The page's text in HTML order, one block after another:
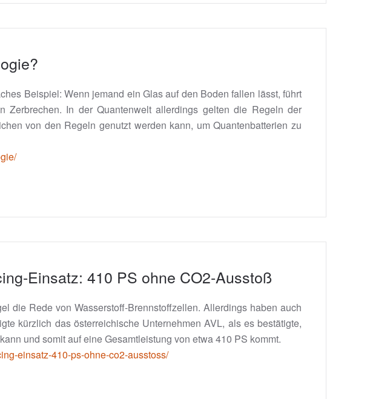
Beispiel: Wenn jemand ein Glas auf den Boden fallen lässt, führt
In der Quantenwelt allerdings gelten die Regeln der
von den Regeln genutzt werden kann, um Quantenbatterien zu
Einsatz: 410 PS ohne CO2-Ausstoß
die Rede von Wasserstoff-Brennstoffzellen. Allerdings haben auch
kürzlich das österreichische Unternehmen AVL, als es bestätigte,
und somit auf eine Gesamtleistung von etwa 410 PS kommt.
einsatz-410-ps-ohne-co2-ausstoss/